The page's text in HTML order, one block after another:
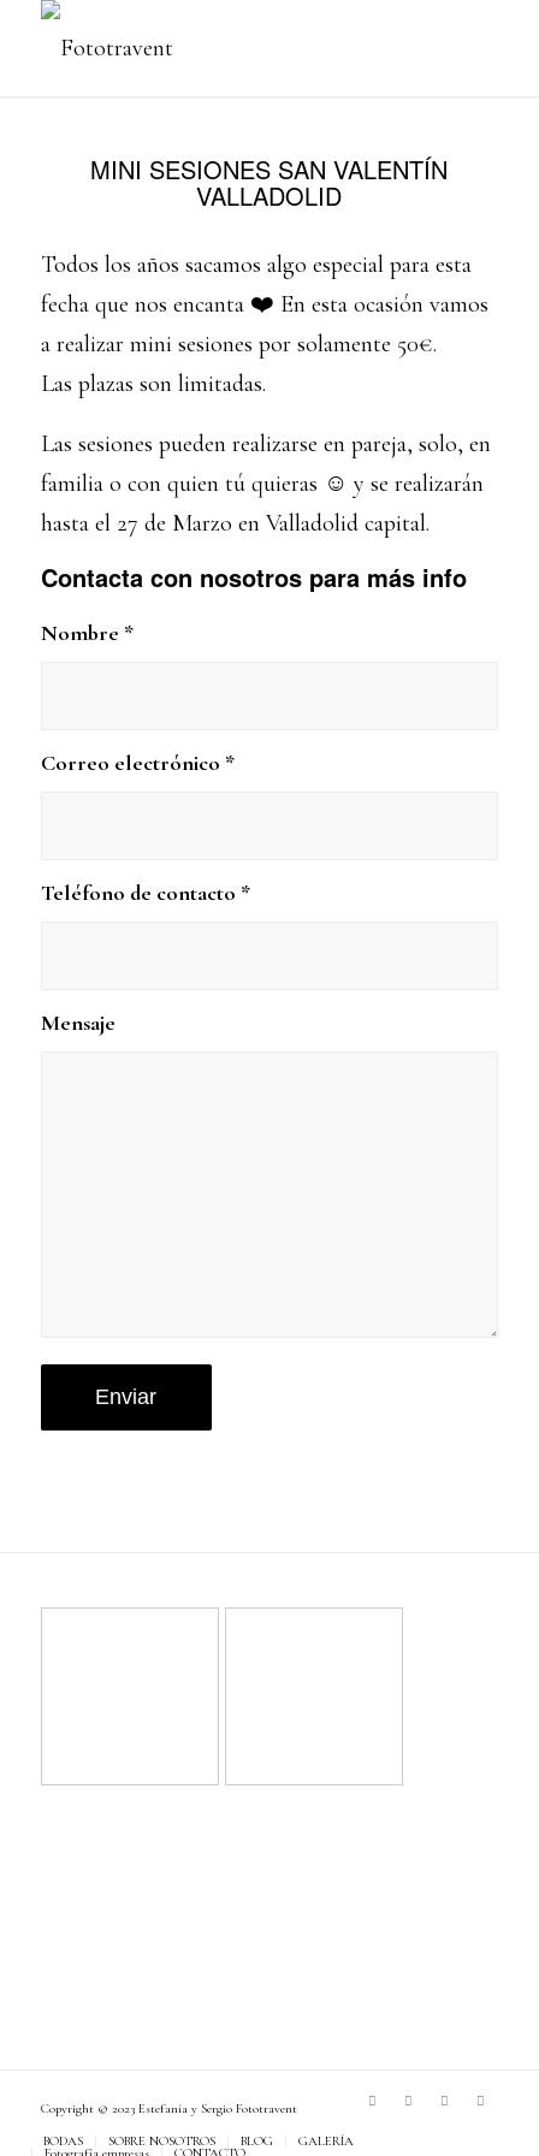
MINI SESIONES SAN VALENTÍN
VALLADOLID
Todos los años sacamos algo especial para esta
fecha que nos encanta ❤️ En esta ocasión vamos
a realizar mini sesiones por solamente 50€.
Las plazas son limitadas.
Las sesiones pueden realizarse en pareja, solo, en
familia o con quien tú quieras ☺️ y se realizarán
hasta el 27 de Marzo en Valladolid capital.
Contacta con nosotros para más info
Nombre *
Correo electrónico *
Teléfono de contacto *
Mensaje
Copyright © 2023 Estefanía y Sergio Fototravent
BODAS SOBRE NOSOTROS BLOG GALERÍA